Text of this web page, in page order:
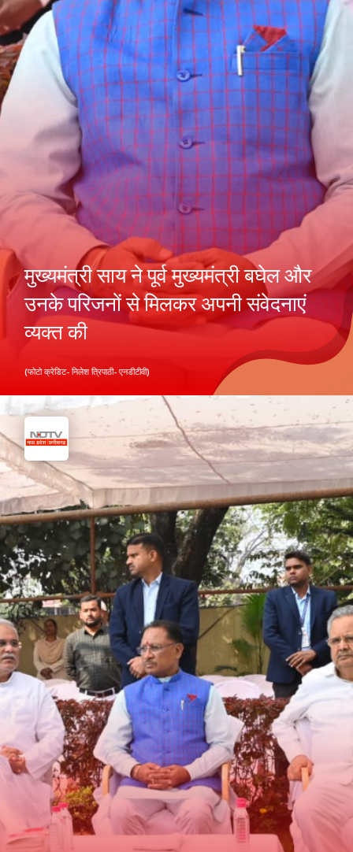
(फोटो क्रेडिट- निलेश त्रिपाठी- एनडीटीवी)
मुख्यमंत्री साय ने पूर्व मुख्यमंत्री बघेल और
उनके परिजनों से मिलकर अपनी संवेदनाएं
व्यक्त की